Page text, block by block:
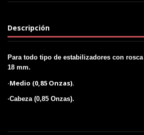
Descripción
Para todo tipo de estabilizadores con
18 mm.
·Medio (0,85 Onzas).
·Cabeza (0,85 Onzas).